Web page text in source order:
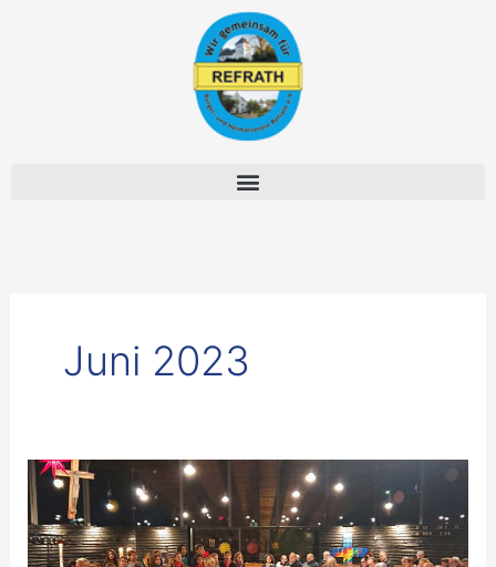
Juni 2023
Adventsfeier
2023